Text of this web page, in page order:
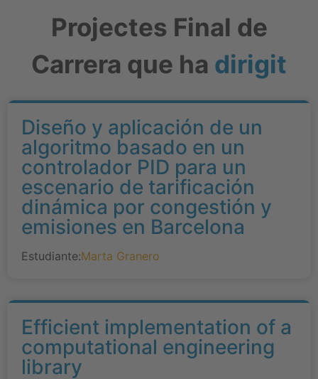
Projectes Final de
Carrera que ha dirigit
Diseño y aplicación de un
algoritmo basado en un
controlador PID para un
escenario de tarificación
dinámica por congestión y
emisiones en Barcelona
Estudiante:Marta Granero
Efficient implementation of a
computational engineering
library